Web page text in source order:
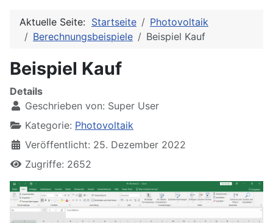
Aktuelle Seite: Startseite
Photovoltaik
Berechnungsbeispiele
Beispiel Kauf
Beispiel Kauf
Details
Geschrieben von: Super User
Kategorie: Photovoltaik
Veröffentlicht: 25. Dezember 2022
Zugriffe: 2652